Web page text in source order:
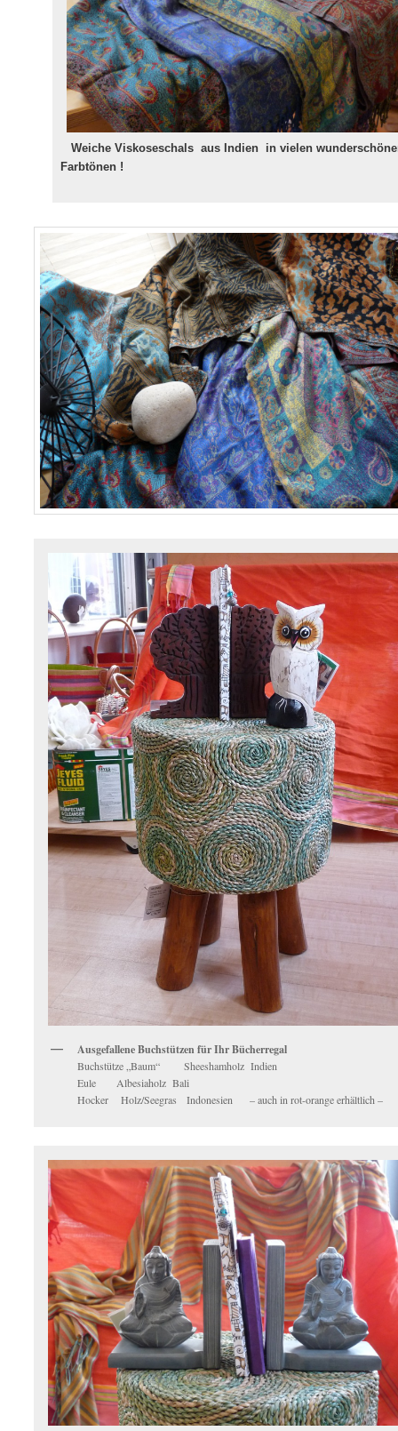
Weiche Viskoseschals aus Indien in vielen
Farbtönen !
Ausgefallene Buchstützen für Ihr Bücherregal
Buchstütze „Baum“ Sheeshamholz Indien
Eule Albesiaholz Bali
Hocker Holz/Seegras Indonesien – auch in rot-orange erhältlich –